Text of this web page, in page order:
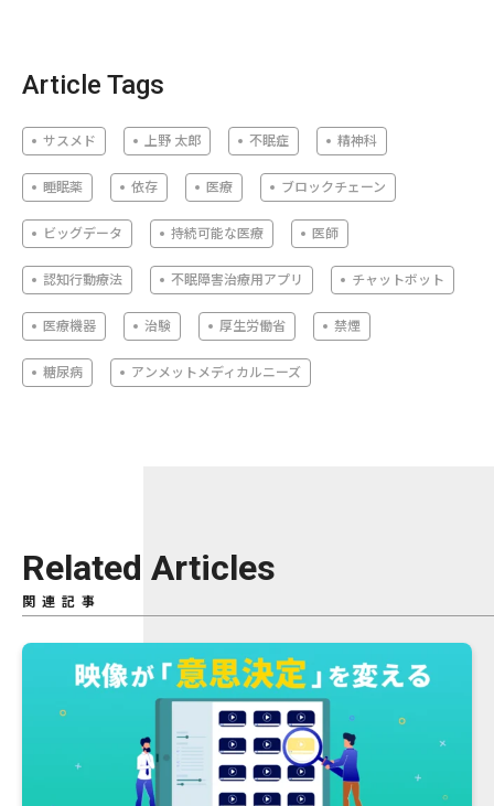
Article Tags
サスメド 上野 太郎 不眠症 精神科
睡眠薬 依存 医療 ブロックチェーン
ビッグデータ 持続可能な医療 医師
認知行動療法 不眠障害治療用アプリ チャットボット
医療機器 治験 厚生労働省 禁煙
糖尿病 アンメットメディカルニーズ
Related Articles
関連記事